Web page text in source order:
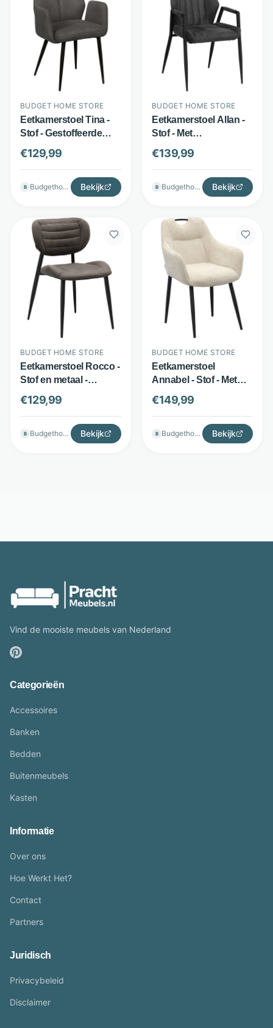
BUDGET HOME STORE
Eetkamerstoel Tina -
Stof - Gestoffeerde
armleuningen -
Diverse kleuren -
Budget Home Store
€129,99
B Budgethomestore Bekijk
BUDGET HOME STORE
Eetkamerstoel Allan -
Stof - Met
armleuningen -
Antraciet - Budget
Home Store
€139,99
B Budgethomestore Bekijk
BUDGET HOME STORE
Eetkamerstoel Rocco -
Stof en metaal -
Ondersteunende
schuimvulling -
Antraciet - Budget
Home Store
€129,99
B Budgethomestore Bekijk
BUDGET HOME STORE
Eetkamerstoel
Annabel - Stof - Met
armleuningen en
handgreep - Beige -
Budget Home Store
€149,99
B Budgethomestore Bekijk
Vind de mooiste meubels van Nederland
Categorieën
Accessoires
Banken
Bedden
Buitenmeubels
Kasten
Informatie
Over ons
Hoe Werkt Het?
Contact
Partners
Juridisch
Privacybeleid
Disclaimer